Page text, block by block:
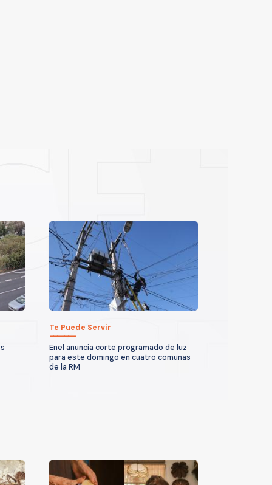
Te Puede Servir
Enel anuncia corte programado de luz
para este domingo en cuatro comunas
de la RM